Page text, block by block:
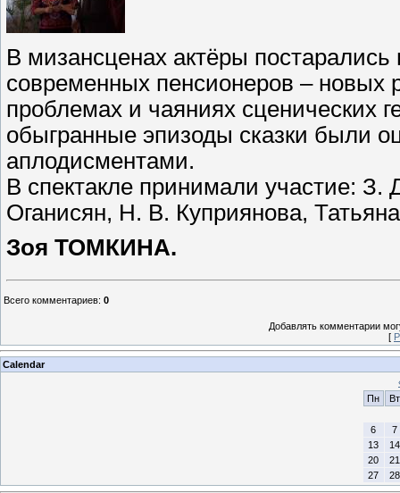
В мизансценах актёры постарались
современных пенсионеров – новых
проблемах и чаяниях сценических
обыгранные эпизоды сказки были
аплодисментами.
В спектакле принимали участие:
Оганисян, Н. В. Куприянова,
Зоя ТОМКИНА.
Всего комментариев: 0
Добавлять комментарии
[
Calendar
Пн
Вт
6
7
13
14
20
21
27
28